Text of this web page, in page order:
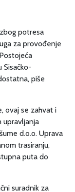
potresa
za provođenje
Sisačko-
piše
ovaj se zahvat i
upravljanja
d.o.o. Uprava
trasiranju,
puta do
suradnik za